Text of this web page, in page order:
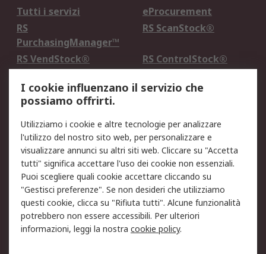
Tutti i servizi
eProcurement
RS
PurchasingManager™
RS ScanStock®
RS VendStock®
RS ControlStock®
Legale
Informativa Cookie
Informativa Privacy -
Aggiornata
Email Security
Termini d'uso
Condizioni di vendita
Condizioni generali di
servizio
Etica e responsabilità
Chi Siamo
I cookie influenzano il servizio che
possiamo offrirti.
Utilizziamo i cookie e altre tecnologie per analizzare
l'utilizzo del nostro sito web, per personalizzare e
visualizzare annunci su altri siti web. Cliccare su "Accetta
tutti" significa accettare l'uso dei cookie non essenziali.
Puoi scegliere quali cookie accettare cliccando su
"Gestisci preferenze". Se non desideri che utilizziamo
questi cookie, clicca su "Rifiuta tutti". Alcune funzionalità
potrebbero non essere accessibili. Per ulteriori
informazioni, leggi la nostra cookie policy.